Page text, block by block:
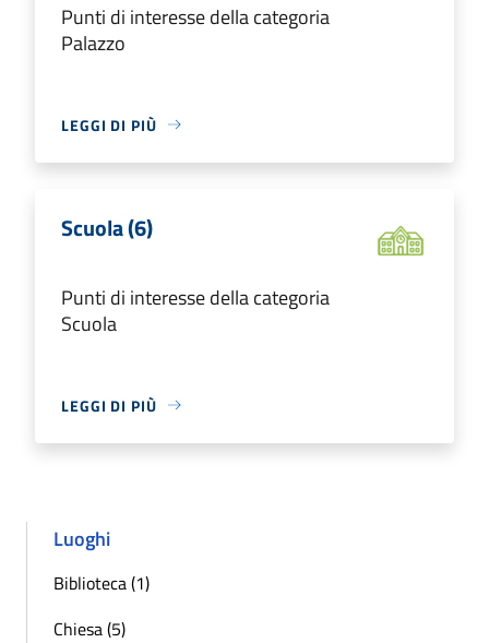
Punti di interesse della categoria
Palazzo
LEGGI DI PIÙ
Scuola (6)
Punti di interesse della categoria
Scuola
LEGGI DI PIÙ
Luoghi
Biblioteca (1)
Chiesa (5)